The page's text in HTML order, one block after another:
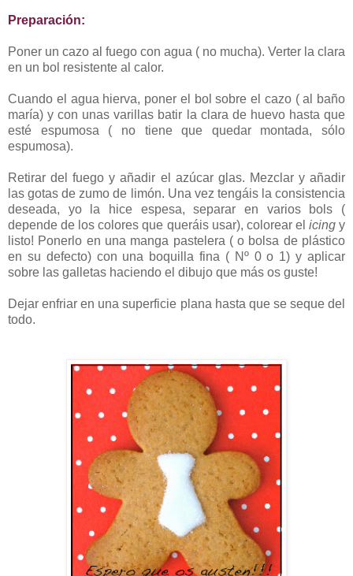
Preparación:
Poner un cazo al fuego con agua ( no mucha). Verter la clara
en un bol resistente al calor.
Cuando el agua hierva, poner el bol sobre el cazo ( al baño
maría) y con unas varillas batir la clara de huevo hasta que
esté espumosa ( no tiene que quedar montada, sólo
espumosa).
Retirar del fuego y añadir el azúcar glas. Mezclar y añadir
las gotas de zumo de limón. Una vez tengáis la consistencia
deseada, yo la hice espesa, separar en varios bols (
depende de los colores que queráis usar), colorear el icingy
listo! Ponerlo en una manga pastelera ( o bolsa de plástico
en su defecto) con una boquilla fina ( Nº 0 o 1) y aplicar
sobre las galletas haciendo el dibujo que más os guste!
Dejar enfriar en una superficie plana hasta que se seque del
todo.